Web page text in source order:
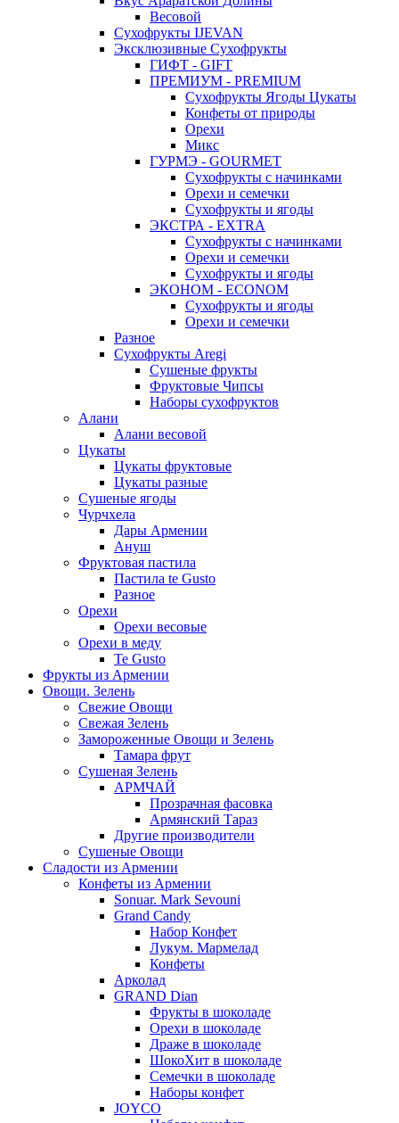
Весовой
Сухофрукты IJEVAN
Эксклюзивные Сухофрукты
ГИФТ - GIFT
ПРЕМИУМ - PREMIUM
Сухофрукты Ягоды Цукаты
Конфеты от природы
Орехи
Микс
ГУРМЭ - GOURMET
Сухофрукты с начинками
Орехи и семечки
Сухофрукты и ягоды
ЭКСТРА - EXTRA
Сухофрукты с начинками
Орехи и семечки
Сухофрукты и ягоды
ЭКОНОМ - ECONOM
Сухофрукты и ягоды
Орехи и семечки
Разное
Сухофрукты Aregi
Сушеные фрукты
Фруктовые Чипсы
Наборы сухофруктов
Алани
Алани весовой
Цукаты
Цукаты фруктовые
Цукаты разные
Сушеные ягоды
Чурчхела
Дары Армении
Ануш
Фруктовая пастила
Пастила te Gusto
Разное
Орехи
Орехи весовые
Орехи в меду
Te Gusto
Фрукты из Армении
Овощи. Зелень
Свежие Овощи
Свежая Зелень
Замороженные Овощи и Зелень
Тамара фрут
Сушеная Зелень
АРМЧАЙ
Прозрачная фасовка
Армянский Тараз
Другие производители
Сушеные Овощи
Сладости из Армении
Конфеты из Армении
Sonuar. Mark Sevouni
Grand Candy
Набор Конфет
Лукум. Мармелад
Конфеты
Арколад
GRAND Dian
Фрукты в шоколаде
Орехи в шоколаде
Драже в шоколаде
ШокоХит в шоколаде
Семечки в шоколаде
Наборы конфет
JOYCO